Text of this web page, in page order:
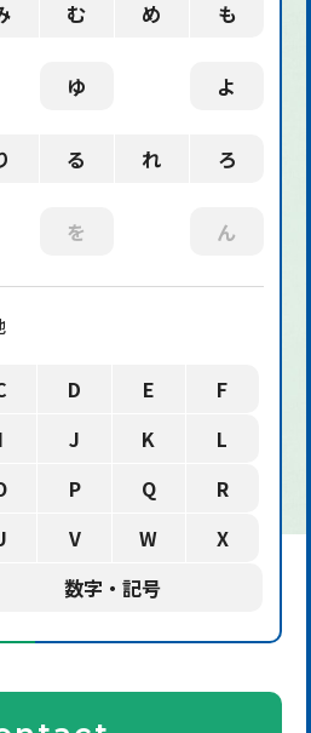
む め も
ゆ よ
る れ ろ
を ん
D E
F
I J K
L
P Q
R
V W
X
数字・記号